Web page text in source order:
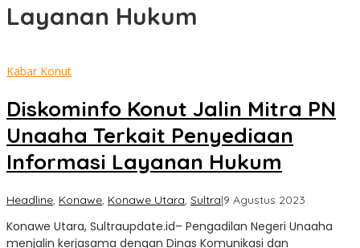
Layanan Hukum
Kabar Konut
Diskominfo Konut Jalin Mitra PN
Unaaha Terkait Penyediaan
Informasi Layanan Hukum
Headline, Konawe, Konawe Utara, Sultra|9 Agustus 2023
Update
Konawe Utara, Sultraupdate.id– Pengadilan Negeri Unaaha
menjalin kerjasama dengan Dinas Komunikasi dan